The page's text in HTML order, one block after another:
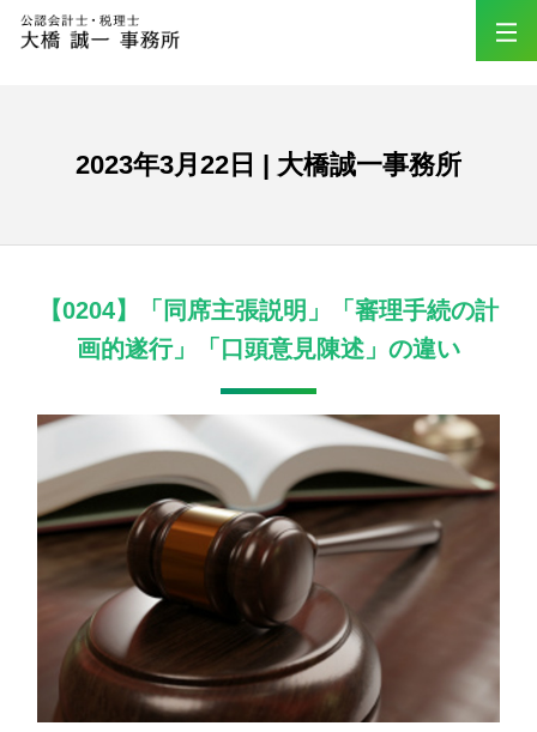
2023年3月22日 | 大橋誠一事務所
【0204】「同席主張説明」「審理手続の計
画的遂行」「口頭意見陳述」の違い